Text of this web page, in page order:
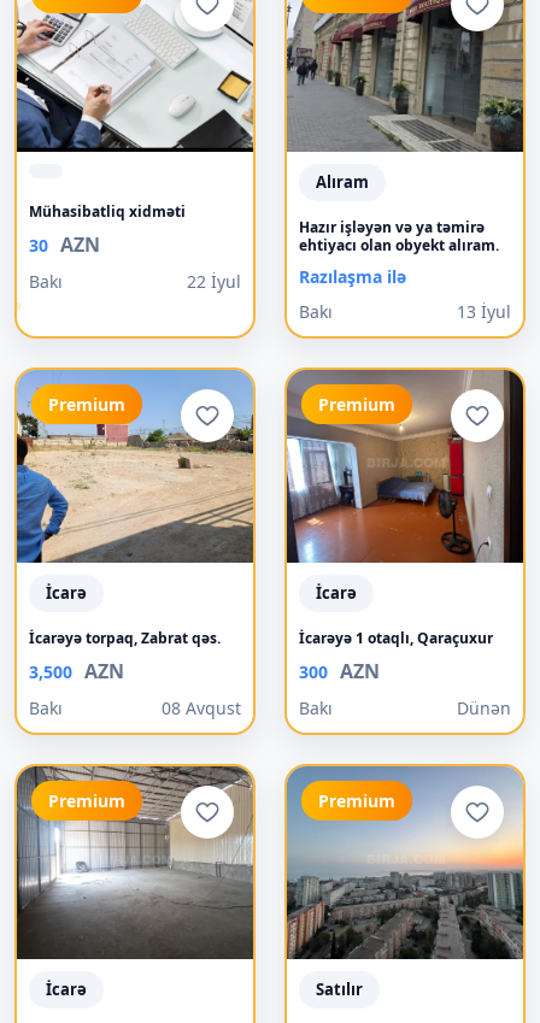
Mühasibatliq xidməti
30 AZN
Bakı 22 İyul
Alıram
Hazır işləyən və ya təmirə
ehtiyacı olan obyekt alıram.
Razılaşma ilə
Bakı
13 İyul
Premium
İcarə
İcarəyə torpaq, Zabrat qəs.
3,500 AZN
Bakı 08 Avqust
Premium
İcarə
İcarəyə 1 otaqlı, Qaraçuxur
300 AZN
Bakı Dünən
Premium
İcarə
Premium
Satılır